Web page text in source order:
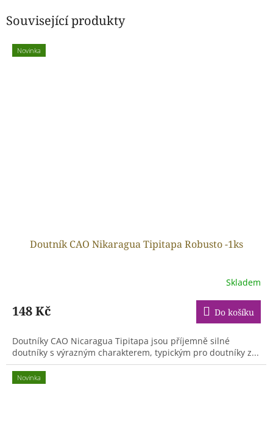
Související produkty
Novinka
Doutník CAO Nikaragua Tipitapa Robusto -1ks
Skladem
148 Kč Do košíku
Doutníky CAO Nicaragua Tipitapa jsou příjemně silné
doutníky s výrazným charakterem, typickým pro doutníky z...
Novinka